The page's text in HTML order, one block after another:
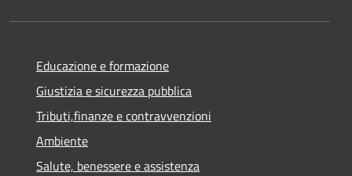
Educazione e formazione
Giustizia e sicurezza pubblica
Tributi,finanze e contravvenzioni
Ambiente
Salute, benessere e assistenza